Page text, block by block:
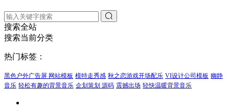
搜索全站
搜索当前分类
热门标签：
黑色户外广告屏 网站模板 模特走秀感 秋之恋游戏开场配乐 VI设计公司模板 幽静
音乐 轻松有趣的背景音乐 企划策划 源码 震撼出场 轻快温暖背景音乐